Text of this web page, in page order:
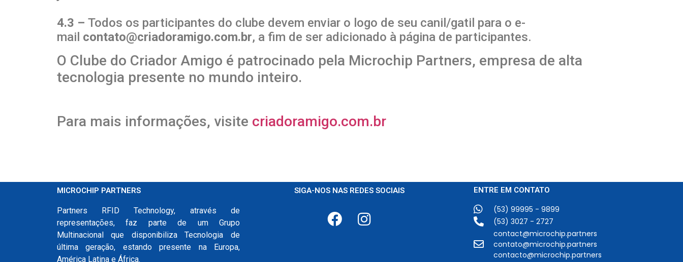
4.3 – Todos os participantes do clube devem enviar o logo de seu canil/gatil para o e-
mail contato@criadoramigo.com.br, a fim de ser adicionado à página de participantes.
O Clube do Criador Amigo é patrocinado pela Microchip Partners, empresa de alta
tecnologia presente no mundo inteiro.
Para mais informações, visite criadoramigo.com.br
MICROCHIP PARTNERS
Partners RFID Technology, através de
representações, faz parte de um Grupo
Multinacional que disponibiliza Tecnologia de
última geração, estando presente na Europa,
América Latina e África.
SIGA-NOS NAS REDES SOCIAIS ENTRE EM CONTATO
(53) 99995 - 9899
(53) 3027 - 2727
contact@microchip.partners
contato@microchip.partners
contacto@microchip.partners